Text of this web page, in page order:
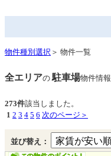
物件種別選択 ＞ 物件一覧
全エリアの 駐車場物件情報
273件該当しました。
1 2 3 4 5 6 次のページ＞
並び替え：